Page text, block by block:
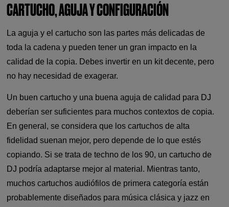
CARTUCHO, AGUJA Y CONFIGURACIÓN
La aguja y el cartucho son las partes más delicadas de
toda la cadena y pueden tener un gran impacto en la
calidad de la copia. Debes invertir en un kit decente, pero
no hay necesidad de exagerar.
Un buen cartucho y una buena aguja de calidad para DJ
deberían ser suficientes para muchos contextos de copia.
En general, se considera que los cartuchos de alta
fidelidad suenan mejor, pero depende de lo que estés
copiando. Si se trata de techno de los 90, un cartucho de
DJ podría adaptarse mejor al material. Mientras tanto,
muchos cartuchos audiófilos de primera categoría están
probablemente diseñados para música clásica y jazz en